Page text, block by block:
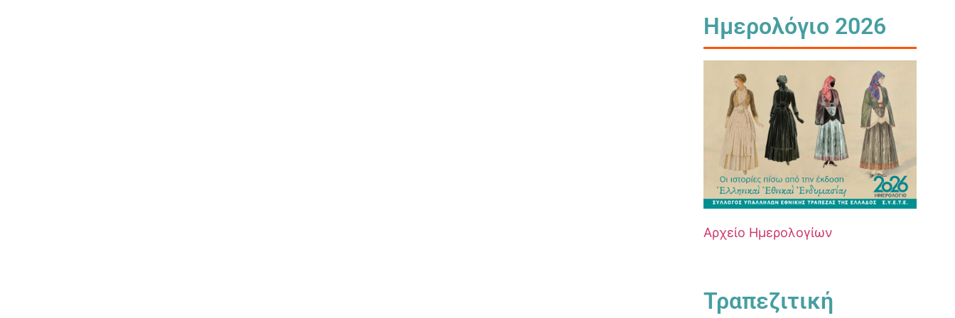
Ημερολόγιο 2026
Αρχείο Ημερολογίων
Τραπεζιτική